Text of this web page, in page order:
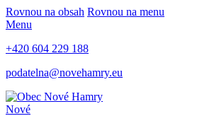
Rovnou na obsah Rovnou na menu
Menu
+420 604 229 188
podatelna@novehamry.eu
Nové